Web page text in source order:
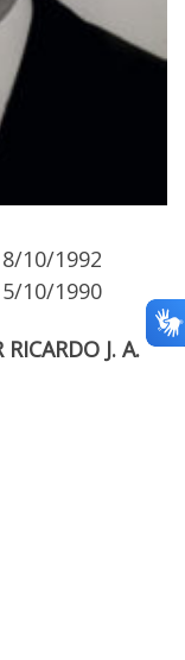
10/1992
10/1990
J. A.